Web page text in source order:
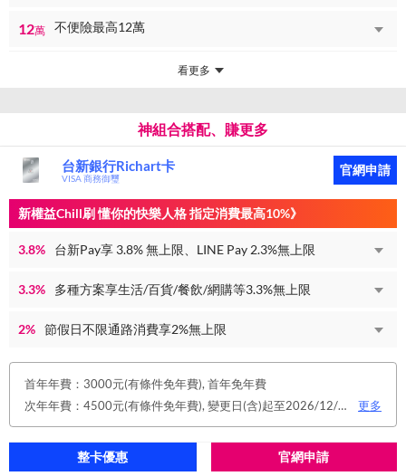
12萬 不便險最高12萬
看更多
神組合搭配、賺更多
台新銀行Richart卡
VISA 商務御璽
官網申請
新權益Chill刷 懂你的快樂人格 指定消費最高10%》
3.8% 台新Pay享 3.8% 無上限、LINE Pay 2.3%無上限
3.3% 多種方案享生活/百貨/餐飲/網購等3.3%無上限
2% 節假日不限通路消費享2%無上限
首年年費：3000元(有條件免年費), 首年免年費
次年年費：4500元(有條件免年費), 變更日(含)起至2026/12/31止，符合原卡別之免年費消費條件 或 使用台新信用卡數位帳單(包含電子/行動帳單)且生效，即享免年費優惠。
更多
整卡優惠 官網申請